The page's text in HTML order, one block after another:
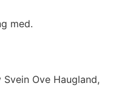
med.
Ove Haugland,